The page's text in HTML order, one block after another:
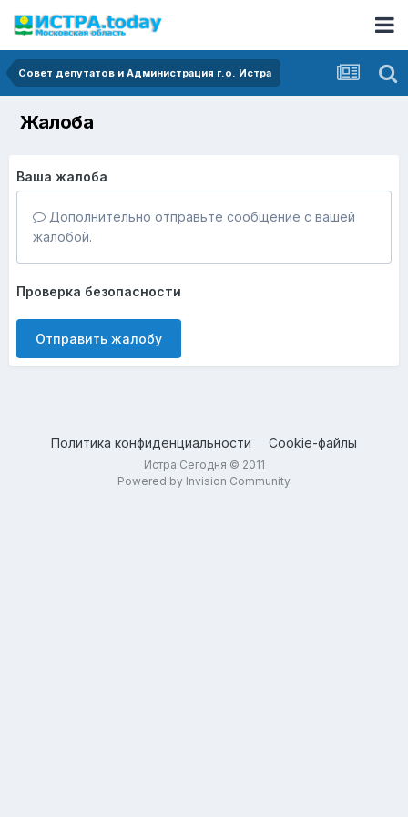
Совет депутатов и Администрация г.о. Истра
Жалоба
Ваша жалоба
Дополнительно отправьте сообщение с вашей
жалобой.
Проверка безопасности
Отправить жалобу
Политика конфиденциальности Cookie-файлы
Истра.Сегодня © 2011
Powered by Invision Community